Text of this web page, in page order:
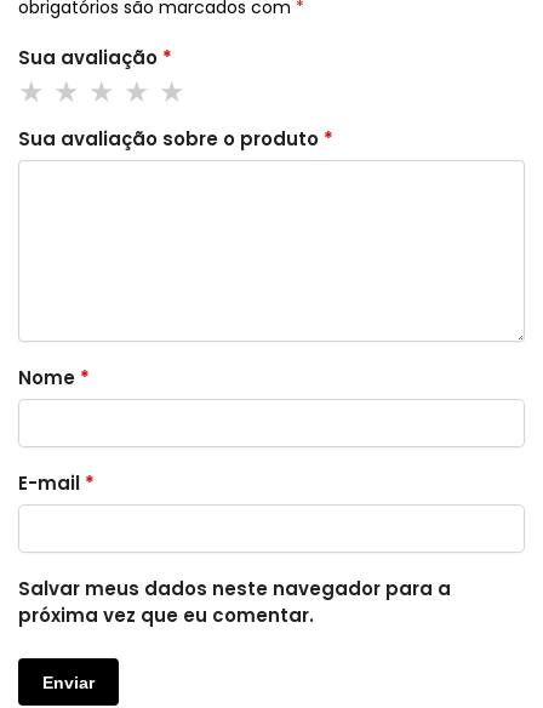
obrigatórios são marcados com *
Sua avaliação *
Sua avaliação sobre o produto *
Nome *
E-mail *
Salvar meus dados neste navegador para a
próxima vez que eu comentar.